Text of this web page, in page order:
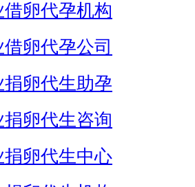
借卵代孕机构
卵代孕公司
捐卵代生助孕
捐卵代生咨询
捐卵代生中心